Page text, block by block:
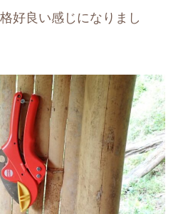
好良い感じになりまし